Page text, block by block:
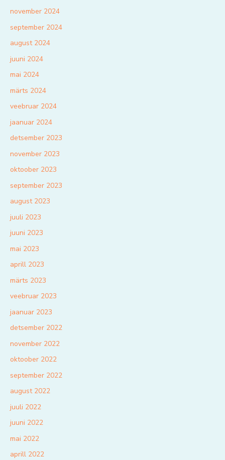
november 2024
september 2024
august 2024
juuni 2024
mai 2024
märts 2024
veebruar 2024
jaanuar 2024
detsember 2023
november 2023
oktoober 2023
september 2023
august 2023
juuli 2023
juuni 2023
mai 2023
aprill 2023
märts 2023
veebruar 2023
jaanuar 2023
detsember 2022
november 2022
oktoober 2022
september 2022
august 2022
juuli 2022
juuni 2022
mai 2022
aprill 2022